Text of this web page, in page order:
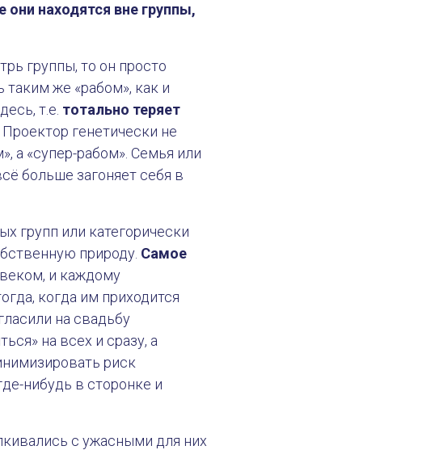
они находятся вне группы,
группы, то он просто
таким же «рабом», как и
т.е. тотально теряет
Проектор генетически не
а «супер-рабом». Семья или
больше загоняет себя в
групп или категорически
природу. Самое
и каждому
когда им приходится
на свадьбу
на всех и сразу, а
риск
нибудь в сторонке и
с ужасными для них